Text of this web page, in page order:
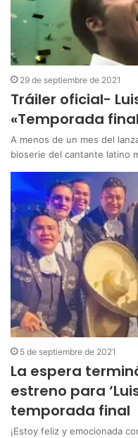
29 de septiembre de 2021
Tráiler oficial-
«Temporada
A menos de un mes del
bioserie del cantante latino
5 de septiembre de 2021
La espera
estreno para
temporada final
¡Estoy feliz y emocionada